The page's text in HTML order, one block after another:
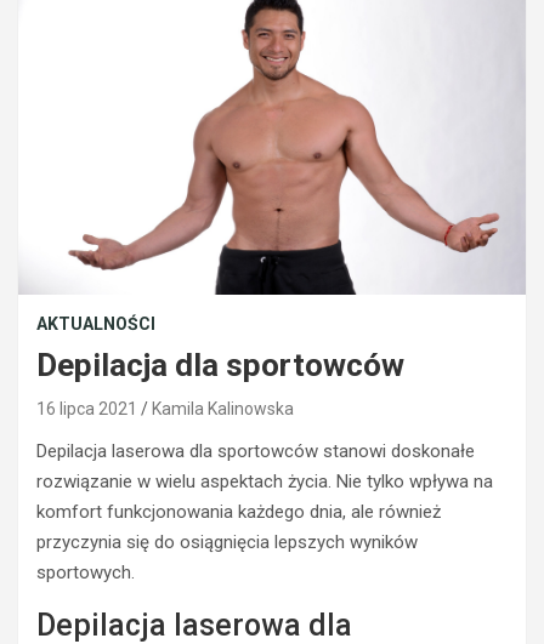
AKTUALNOŚCI
Depilacja dla sportowców
16 lipca 2021 Kamila Kalinowska
Depilacja laserowa dla sportowców stanowi doskonałe
rozwiązanie w wielu aspektach życia. Nie tylko wpływa na
komfort funkcjonowania każdego dnia, ale również
przyczynia się do osiągnięcia lepszych wyników
sportowych.
Depilacja laserowa dla